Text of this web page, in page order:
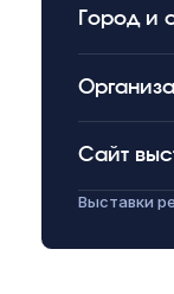
Город и
Сайт
Выставки